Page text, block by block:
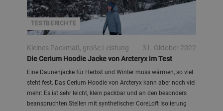
TESTBERICHTE
Kleines Packmaß, große Leistung
31. Oktober 2022
Die Cerium Hoodie Jacke von Arcteryx im Test
Eine Daunenjacke für Herbst und Winter muss wärmen, so viel
steht fest. Das Cerium Hoodie von Arcteryx kann aber noch viel
mehr: Es ist sehr leicht, klein packbar und an den besonders
beanspruchten Stellen mit synthetischer CoreLoft Isolierung